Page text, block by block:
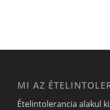
MI AZ
Ételintolerancia alakul